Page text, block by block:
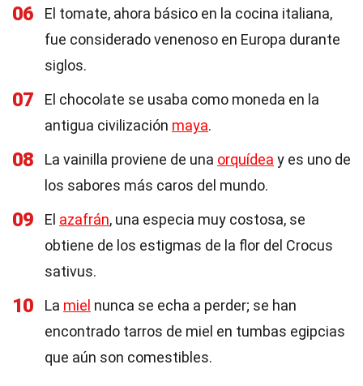
06
El tomate, ahora básico en la cocina italiana,
fue considerado venenoso en Europa durante
siglos.
07
El chocolate se usaba como moneda en la
antigua civilización maya.
08 La vainilla proviene de una orquídea y es uno de
los sabores más caros del mundo.
09 El azafrán, una especia muy costosa, se
obtiene de los estigmas de la flor del Crocus
sativus.
10 La miel nunca se echa a perder; se han
encontrado tarros de miel en tumbas egipcias
que aún son comestibles.